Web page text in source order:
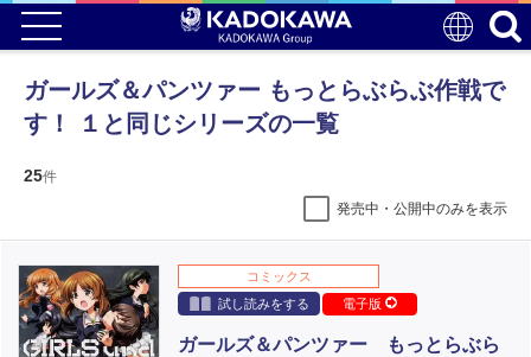
ガールズ＆パンツァー もっとらぶらぶ作戦で
す！ １と同じシリーズの一覧
25件
発売中・公開中のみを表示
コミックス
試し読みをする
電子版
ガールズ＆パンツァー もっとらぶら